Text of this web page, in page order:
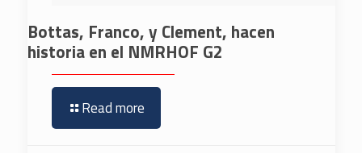
Bottas, Franco, y Clement, hacen
historia en el NMRHOF G2
Read more